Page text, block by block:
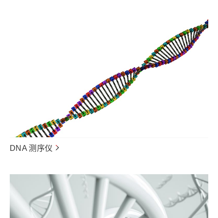
DNA 测序仪